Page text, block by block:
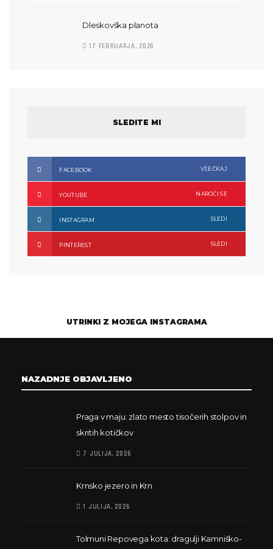
Dleskovška planota
17 FEBRUARJA, 2026
SLEDITE MI
FACEBOOK VŠEČKAJ
YOUTUBE NAROČI SE
INSTAGRAM SLEDI
PINTEREST SLEDI
UTRINKI Z MOJEGA INSTAGRAMA
NAZADNJE OBJAVLJENO
Praga v maju: zlato mesto tisočerih stolpov in
skritih kotičkov
7 JULIJA, 2026
Krnsko jezero in Krn
1 JULIJA, 2026
Tolmuni Repovega kota: dragulji Kamniško-